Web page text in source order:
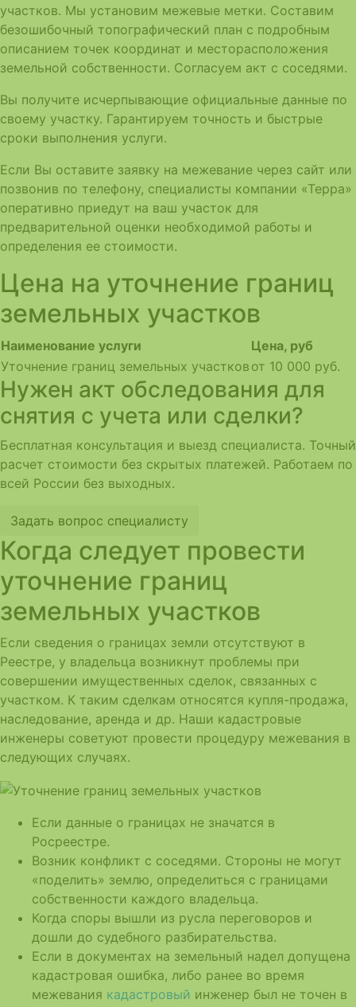
участков. Мы установим межевые метки. Составим
безошибочный топографический план с подробным
описанием точек координат и месторасположения
земельной собственности. Согласуем акт с соседями.
Вы получите исчерпывающие официальные данные по
своему участку. Гарантируем точность и быстрые
сроки выполнения услуги.
Если Вы оставите заявку на межевание через сайт или
позвонив по телефону, специалисты компании «Терра»
оперативно приедут на ваш участок для
предварительной оценки необходимой работы и
определения ее стоимости.
Цена на уточнение границ
земельных участков
Наименование услуги
Цена, руб
Уточнение границ земельных участков от 10 000 руб.
Нужен акт обследования для
снятия с учета или сделки?
Бесплатная консультация и выезд специалиста. Точный
расчет стоимости без скрытых платежей. Работаем по
всей России без выходных.
Задать вопрос специалисту
Когда следует провести
уточнение границ
земельных участков
Если сведения о границах земли отсутствуют в
Реестре, у владельца возникнут проблемы при
совершении имущественных сделок, связанных с
участком. К таким сделкам относятся купля-продажа,
наследование, аренда и др. Наши кадастровые
инженеры советуют провести процедуру межевания в
следующих случаях.
Если данные о границах не значатся в
Росреестре.
Возник конфликт с соседями. Стороны не могут
«поделить» землю, определиться с границами
собственности каждого владельца.
Когда споры вышли из русла переговоров и
дошли до судебного разбирательства.
Если в документах на земельный надел допущена
кадастровая ошибка, либо ранее во время
межевания кадастровый инженер был не точен в